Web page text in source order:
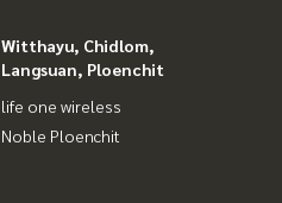
Witthayu, Chidlom,
Langsuan, Ploenchit
life one wireless
Noble Ploenchit